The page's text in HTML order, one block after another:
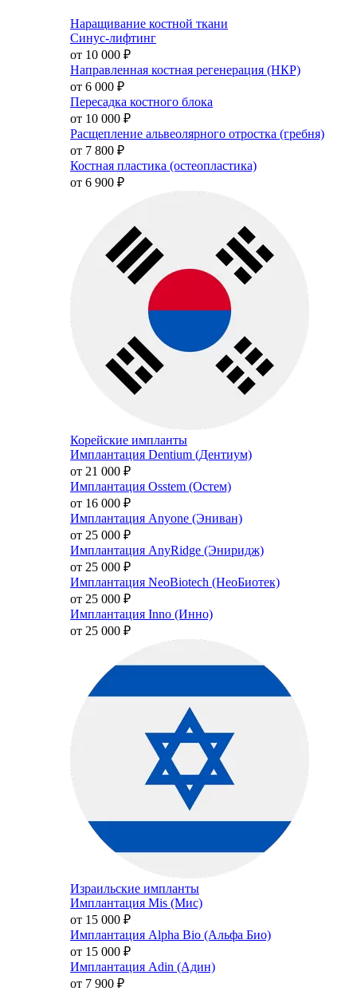
Наращивание костной ткани
Синус-лифтинг
от 10 000 ₽
Направленная костная регенерация (НКР)
от 6 000 ₽
Пересадка костного блока
от 10 000 ₽
Расщепление альвеолярного отростка (гребня)
от 7 800 ₽
Костная пластика (остеопластика)
от 6 900 ₽
Корейские импланты
Имплантация Dentium (Дентиум)
от 21 000 ₽
Имплантация Osstem (Остем)
от 16 000 ₽
Имплантация Anyone (Эниван)
от 25 000 ₽
Имплантация AnyRidge (Эниридж)
от 25 000 ₽
Имплантация NeoBiotech (НеоБиотек)
от 25 000 ₽
Имплантация Inno (Инно)
от 25 000 ₽
Израильские импланты
Имплантация Mis (Мис)
от 15 000 ₽
Имплантация Alpha Bio (Альфа Био)
от 15 000 ₽
Имплантация Adin (Адин)
от 7 900 ₽